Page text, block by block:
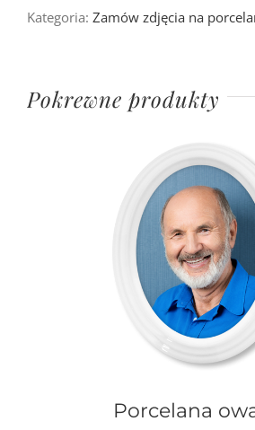
Kategoria: Zamów zdjęcia na
Pokrewne produkty
Porcelana